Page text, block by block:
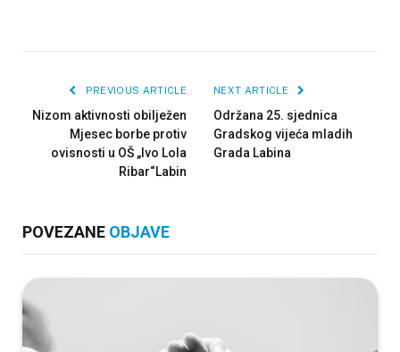
PREVIOUS ARTICLE
Nizom aktivnosti obilježen
Mjesec borbe protiv
ovisnosti u OŠ „Ivo Lola
Ribar“Labin
NEXT ARTICLE
Održana 25. sjednica
Gradskog vijeća mladih
Grada Labina
POVEZANE OBJAVE